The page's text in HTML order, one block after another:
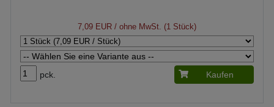
7,09 EUR / ohne MwSt. (1 Stück)
pck. Kaufen